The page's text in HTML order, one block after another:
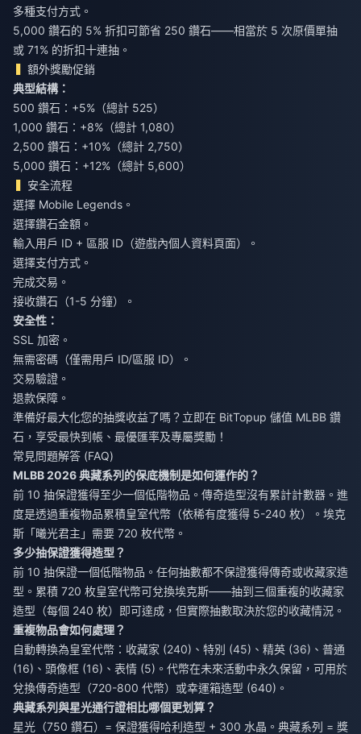
多種支付方式。
5,000 鑽石的 5% 折扣可節省 250 鑽石——相當於 5 次原價單抽
或 71% 的折扣十連抽。
額外獎勵促銷
典型結構：
500 鑽石：+5%（總計 525）
1,000 鑽石：+8%（總計 1,080）
2,500 鑽石：+10%（總計 2,750）
5,000 鑽石：+12%（總計 5,600）
安全流程
選擇 Mobile Legends。
選擇鑽石金額。
輸入用戶 ID + 區服 ID（遊戲內個人資料頁面）。
選擇支付方式。
完成交易。
接收鑽石（1-5 分鐘）。
安全性：
SSL 加密。
無需密碼（僅需用戶 ID/區服 ID）。
交易驗證。
退款保障。
準備好最大化您的抽獎收益了嗎？立即在 BitTopup 儲值 MLBB 鑽
石，享受最快到帳、最優匯率及專屬獎勵！
常見問題解答 (FAQ)
MLBB 2026 典藏系列的保底機制是如何運作的？
前 10 抽保證獲得至少一個低階物品。傳奇造型沒有累計計數器。進
度是透過重複物品累積皇室代幣（依稀有度獲得 5-240 枚）。埃克
斯「曦光君主」需要 720 枚代幣。
多少抽保證獲得造型？
前 10 抽保證一個低階物品。任何抽數都不保證獲得傳奇或收藏家造
型。累積 720 枚皇室代幣可兌換埃克斯——抽到三個重複的收藏家
造型（每個 240 枚）即可達成，但實際抽數取決於您的收藏情況。
重複物品會如何處理？
自動轉換為皇室代幣：收藏家 (240)、特別 (45)、精英 (36)、普通
(16)、頭像框 (16)、表情 (5)。代幣在未來活動中永久保留，可用於
兌換傳奇造型（720-800 代幣）或幸運箱造型 (640)。
典藏系列與星光通行證相比哪個更划算？
星光（750 鑽石）= 保證獲得哈利造型 + 300 水晶。典藏系列 = 獎